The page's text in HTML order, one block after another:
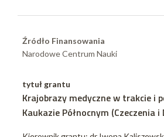
Źródło Finansowania
Narodowe Centrum Nauki
tytuł grantu
Krajobrazy medyczne w trakcie i
Kaukazie Północnym (Czeczenia